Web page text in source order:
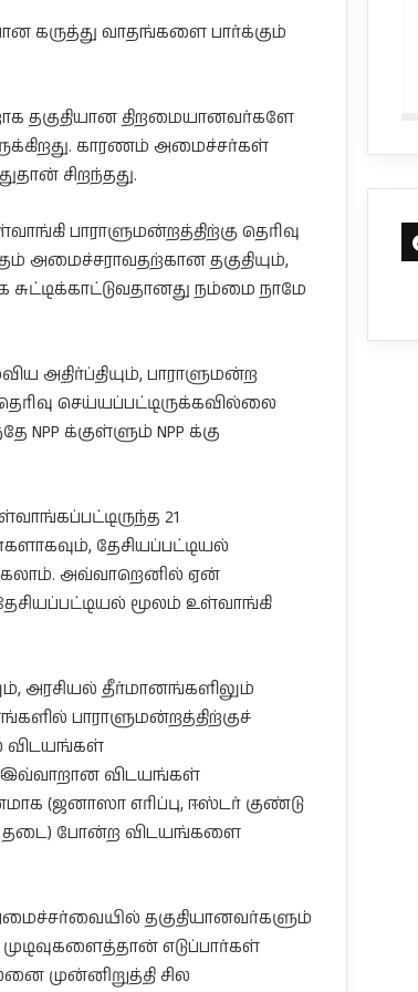
கருத்து வாதங்களை பார்க்கும்
தகுதியான திறமையானவர்களே
காரணம் அமைச்சர்கள்
சிறந்தது.
பாராளுமன்றத்திற்கு தெரிவு
அமைச்சராவதற்கான தகுதியும்,
நம்மை நாமே
அதிர்ப்தியும், பாராளுமன்ற
செய்யப்பட்டிருக்கவில்லை
NPP க்குள்ளும் NPP க்கு
21
தேசியப்பட்டியல்
அவ்வாறெனில் ஏன்
மூலம் உள்வாங்கி
அரசியல் தீர்மானங்களிலும்
பாராளுமன்றத்திற்குச்
விடயங்கள்
இவ்வாறான விடயங்கள்
(ஜனாஸா எரிப்பு, ஈஸ்டர் குண்டு
தடை) போன்ற விடயங்களை
தகுதியானவர்களும்
எடுப்பார்கள்
முன்னிறுத்தி சில